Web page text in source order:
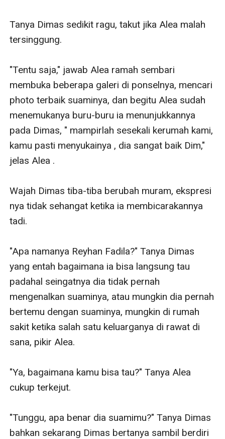
Tanya Dimas sedikit ragu, takut jika Alea malah
tersinggung.
"Tentu saja," jawab Alea ramah sembari
membuka beberapa galeri di ponselnya, mencari
photo terbaik suaminya, dan begitu Alea sudah
menemukanya buru-buru ia menunjukkannya
pada Dimas, " mampirlah sesekali kerumah kami,
kamu pasti menyukainya , dia sangat baik Dim,"
jelas Alea .
Wajah Dimas tiba-tiba berubah muram, ekspresi
nya tidak sehangat ketika ia membicarakannya
tadi.
"Apa namanya Reyhan Fadila?" Tanya Dimas
yang entah bagaimana ia bisa langsung tau
padahal seingatnya dia tidak pernah
mengenalkan suaminya, atau mungkin dia pernah
bertemu dengan suaminya, mungkin di rumah
sakit ketika salah satu keluarganya di rawat di
sana, pikir Alea.
"Ya, bagaimana kamu bisa tau?" Tanya Alea
cukup terkejut.
"Tunggu, apa benar dia suamimu?" Tanya Dimas
bahkan sekarang Dimas bertanya sambil berdiri